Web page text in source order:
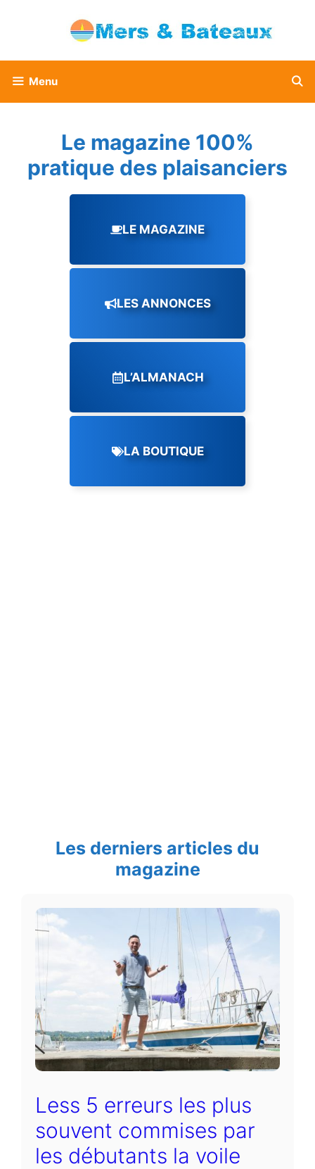
Menu
Le magazine 100%
pratique des plaisanciers
LE MAGAZINE
LES ANNONCES
L’ALMANACH
LA BOUTIQUE
Les derniers articles du
magazine
Less 5 erreurs les plus
souvent commises par
les débutants la voile